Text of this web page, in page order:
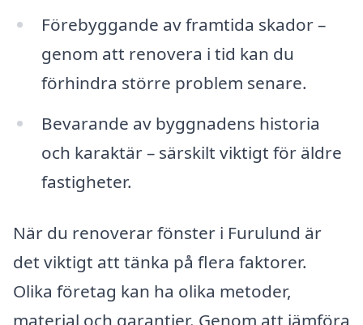
Förebyggande av framtida skador –
genom att renovera i tid kan du
förhindra större problem senare.
Bevarande av byggnadens historia
och karaktär – särskilt viktigt för äldre
fastigheter.
När du renoverar fönster i Furulund är
det viktigt att tänka på flera faktorer.
Olika företag kan ha olika metoder,
material och garantier. Genom att jämföra